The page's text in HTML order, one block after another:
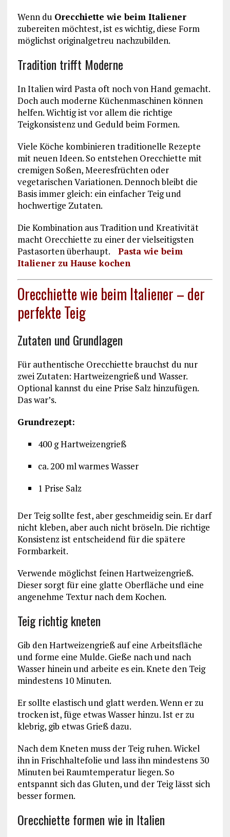
Wenn du Orecchiette wie beim Italiener
zubereiten möchtest, ist es wichtig, diese Form
möglichst originalgetreu nachzubilden.
Tradition trifft Moderne
In Italien wird Pasta oft noch von Hand gemacht.
Doch auch moderne Küchenmaschinen können
helfen. Wichtig ist vor allem die richtige
Teigkonsistenz und Geduld beim Formen.
Viele Köche kombinieren traditionelle Rezepte
mit neuen Ideen. So entstehen Orecchiette mit
cremigen Soßen, Meeresfrüchten oder
vegetarischen Variationen. Dennoch bleibt die
Basis immer gleich: ein einfacher Teig und
hochwertige Zutaten.
Die Kombination aus Tradition und Kreativität
macht Orecchiette zu einer der vielseitigsten
Pastasorten überhaupt. Pasta wie beim
Italiener zu Hause kochen
Orecchiette wie beim Italiener – der
perfekte Teig
Zutaten und Grundlagen
Für authentische Orecchiette brauchst du nur
zwei Zutaten: Hartweizengrieß und Wasser.
Optional kannst du eine Prise Salz hinzufügen.
Das war’s.
Grundrezept:
400 g Hartweizengrieß
ca. 200 ml warmes Wasser
1 Prise Salz
Der Teig sollte fest, aber geschmeidig sein. Er darf
nicht kleben, aber auch nicht bröseln. Die richtige
Konsistenz ist entscheidend für die spätere
Formbarkeit.
Verwende möglichst feinen Hartweizengrieß.
Dieser sorgt für eine glatte Oberfläche und eine
angenehme Textur nach dem Kochen.
Teig richtig kneten
Gib den Hartweizengrieß auf eine Arbeitsfläche
und forme eine Mulde. Gieße nach und nach
Wasser hinein und arbeite es ein. Knete den Teig
mindestens 10 Minuten.
Er sollte elastisch und glatt werden. Wenn er zu
trocken ist, füge etwas Wasser hinzu. Ist er zu
klebrig, gib etwas Grieß dazu.
Nach dem Kneten muss der Teig ruhen. Wickel
ihn in Frischhaltefolie und lass ihn mindestens 30
Minuten bei Raumtemperatur liegen. So
entspannt sich das Gluten, und der Teig lässt sich
besser formen.
Orecchiette formen wie in Italien